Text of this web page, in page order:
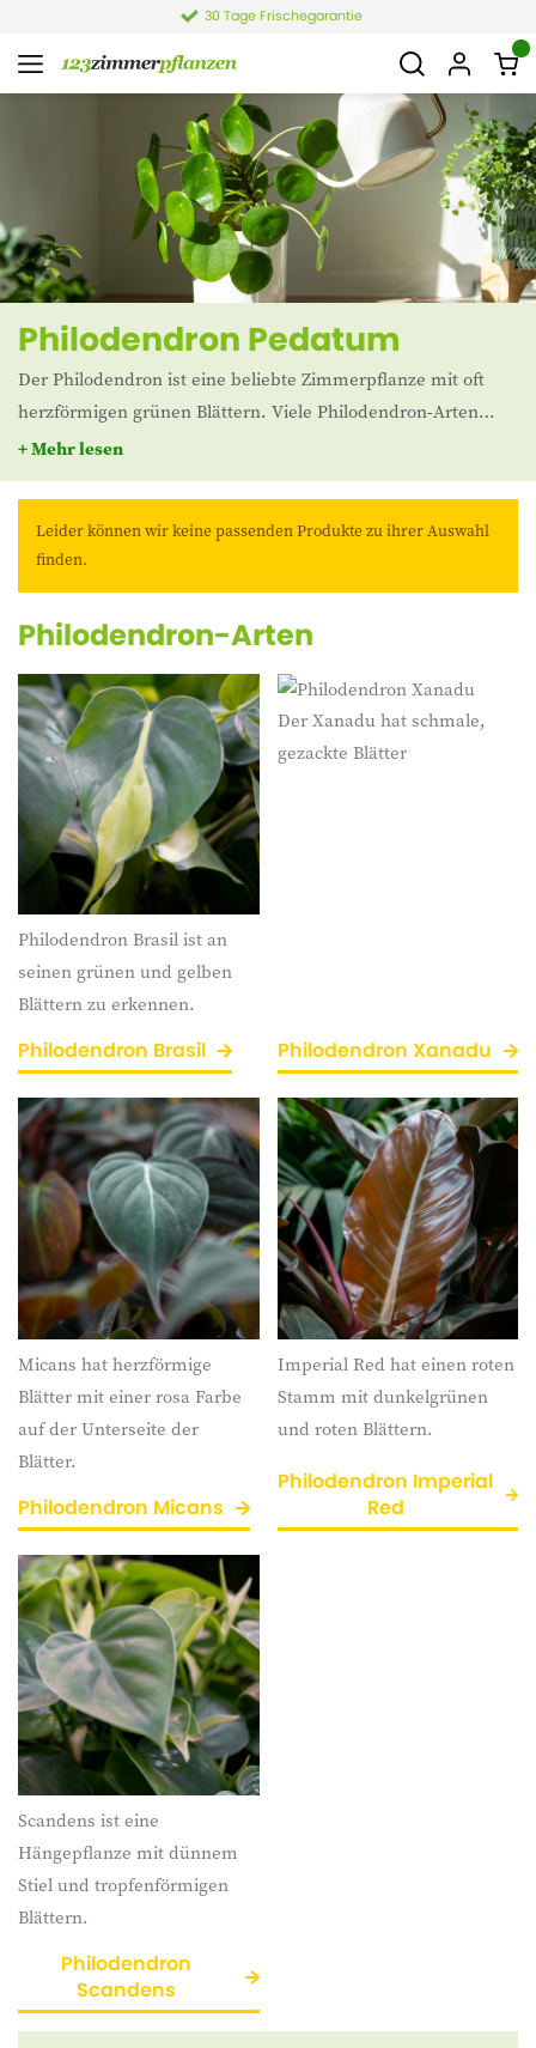
30 Tage Frischegarantie
Philodendron Pedatum
Der Philodendron ist eine beliebte Zimmerpflanze mit oft
herzförmigen grünen Blättern. Viele Philodendron-Arten
stammen aus den Regenwäldern Südamerikas. Von dieser
einfachen Zimmerpflanze gibt es in den Niederlanden eine
(Lochpflanze), Imperial Green, Xanadu und Philodendron
Scandens.
+ Mehr lesen
Leider können wir keine passenden Produkte zu ihrer Auswahl
finden.
Philodendron-Arten
Philodendron Brasil ist an
seinen grünen und gelben
Blättern zu erkennen.
Philodendron Brasil
Der Xanadu hat schmale,
gezackte Blätter
Philodendron Xanadu
Micans hat herzförmige
Blätter mit einer rosa Farbe
auf der Unterseite der
Blätter.
Philodendron Micans
Imperial Red hat einen roten
Stamm mit dunkelgrünen
und roten Blättern.
Philodendron Imperial
Red
Scandens ist eine
Hängepflanze mit dünnem
Stiel und tropfenförmigen
Blättern.
Philodendron
Scandens